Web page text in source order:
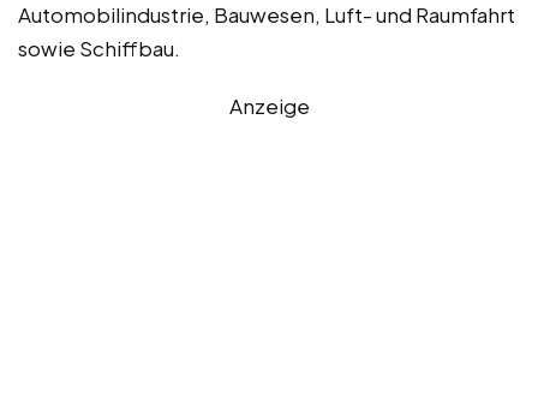
Automobilindustrie, Bauwesen, Luft- und Raumfahrt
sowie Schiffbau.
Anzeige